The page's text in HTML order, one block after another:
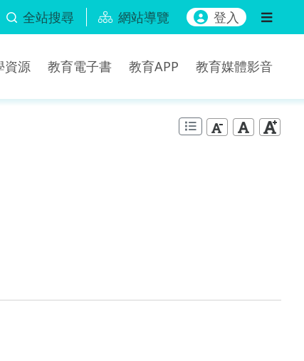
全站搜尋 網站導覽 登入
資源 教育電子書 教育APP 教育媒體影音